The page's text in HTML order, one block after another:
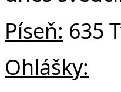
Píseň: 635
Ohlášky: